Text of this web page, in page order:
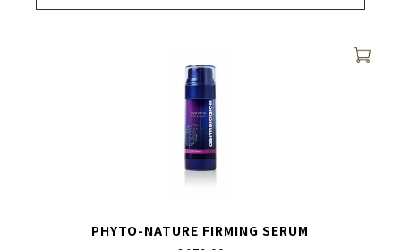
PHYTO-NATURE FIRMING SERUM